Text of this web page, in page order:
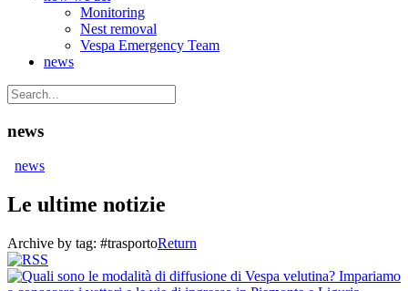
Monitoring
Nest removal
Vespa Emergency Team
news
news
news
Le ultime notizie
Archive by tag: #trasportoReturn